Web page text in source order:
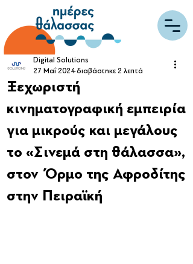
Ξεχωριστή
κινηματογραφική εμπειρία
για μικρούς και μεγάλους
το «Σινεμά στη θάλασσα»,
στον Όρμο της Αφροδίτης
στην Πειραϊκή
Digital Solutions
27 Μαΐ 2024 διαβάστηκε 2 λεπτά